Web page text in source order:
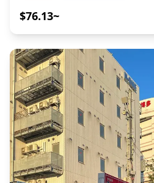
Termasuk** ・Biaya masuk atau
lokasi pemotretan untuk pelanggan ・Jika
ingin memotret di beberapa
fotografer saat berpindah antar
dipesan akan ditanggung oleh
tambahan mungkin berlaku jika
diminta berada di daerah
diberitahu terlebih dahulu jika ini
Pengeluaran pribadi lainnya **Catatan Penting
Sebelum/Setelah Pemesanan**
Anda dikonfirmasi, Anda akan
LINE dengan fotografer yang
menginginkan foto natural
hari yang sama ・Mereka yang
memposting foto di media sosial ◆Waktu Pemotretan:
jam. Pilih slot waktu yang
perjalanan Anda! ◆Pemandu: Bahasa Inggris, Mandarin,
Korea, dll. Beri tahu kami
akan mengatur pemandu yang
tersebut! (Jika jadwal Anda tidak
mencoba mengatur opsi bahasa lain.)
saja di Fukuoka! Beri tahu kami
memesan agar sesuai dengan
◆Info Penting: Jika Anda ingin
beberapa lokasi, Anda harus
$76.13~